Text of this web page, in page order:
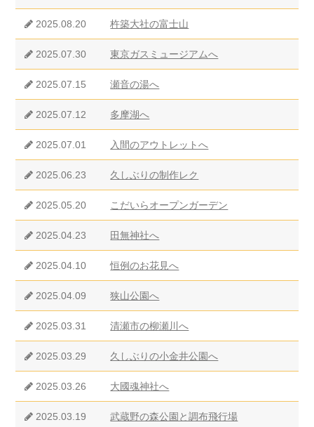
2025.08.20 杵築大社の富士山
2025.07.30 東京ガスミュージアムへ
2025.07.15 瀬音の湯へ
2025.07.12 多摩湖へ
2025.07.01 入間のアウトレットへ
2025.06.23 久しぶりの制作レク
2025.05.20 こだいらオープンガーデン
2025.04.23 田無神社へ
2025.04.10 恒例のお花見へ
2025.04.09 狭山公園へ
2025.03.31 清瀬市の柳瀬川へ
2025.03.29 久しぶりの小金井公園へ
2025.03.26 大國魂神社へ
2025.03.19 武蔵野の森公園と調布飛行場